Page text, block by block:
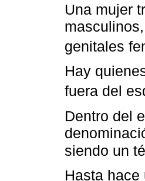
Una mujer
genitales
Hay
fuera del
Dentro del
siendo un
Hasta